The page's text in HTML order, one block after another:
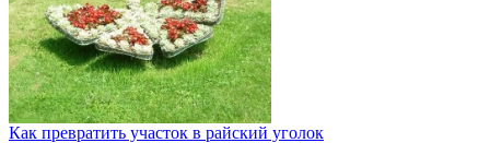
Как превратить участок в райский уголок